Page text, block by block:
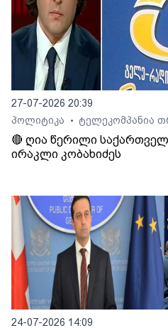
27-07-2026 20:39
პოლიტიკა
• ტელეკომპანია
🔴 ღია წერილი
ირაკლი კობახიძეს
24-07-2026 14:09